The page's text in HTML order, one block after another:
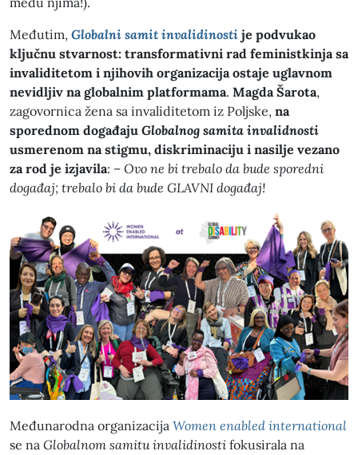
Međutim, Globalni samit invalidinosti je podvukao
ključnu stvarnost: transformativni rad feministkinja sa
invaliditetom i njihovih organizacija ostaje uglavnom
nevidljiv na globalnim platformama. Magda Šarota,
zagovornica žena sa invaliditetom iz Poljske, na
sporednom događaju Globalnog samita invalidnosti
usmerenom na stigmu, diskriminaciju i nasilje vezano
za rod je izjavila: – Ovo ne bi trebalo da bude sporedni
događaj; trebalo bi da bude GLAVNI događaj!
Međunarodna organizacija Women enabled international
se na Globalnom samitu invalidinosti fokusirala na